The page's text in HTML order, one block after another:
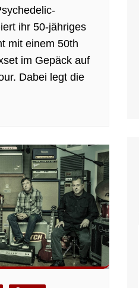
ihr 50-jähriges
mit einem 50th
im Gepäck auf
Dabei legt die